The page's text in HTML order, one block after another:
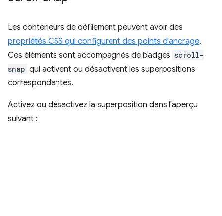
Les conteneurs de défilement peuvent avoir des
propriétés CSS qui configurent des points d'ancrage.
Ces éléments sont accompagnés de badges scroll-
snap qui activent ou désactivent les superpositions
correspondantes.
Activez ou désactivez la superposition dans l'aperçu
suivant :